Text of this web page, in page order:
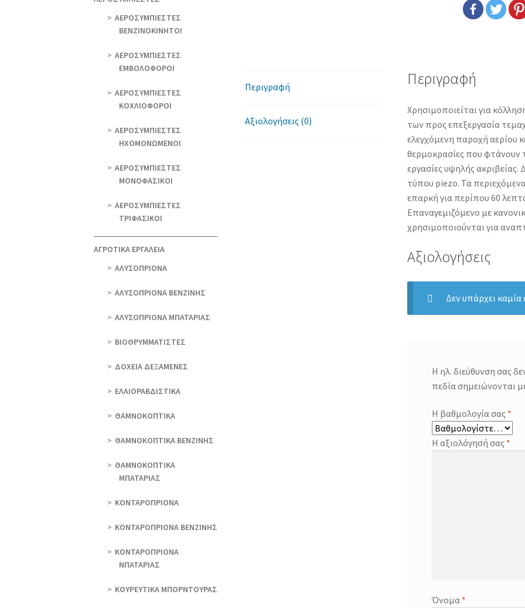
Περιγραφή
Αξιολογήσεις (0)
Περιγραφή
Χρησιμοποιείται για
των προς επεξεργασία
ελεγχόμενη παροχή αερίου
θερμοκρασίες που φτάνουν
εργασίες υψηλής
τύπου piezo. Τα
επαρκή για περίπου 60
Επαναγεμιζόμενο με
χρησιμοποιούνται για
Αξιολογήσεις
Δεν υπάρχει
Η ηλ. διεύθυνση σας
πεδία σημειώνονται
Η βαθμολογία σας *
Η αξιολόγησή σας *
Όνομα *
AEΡΟΣΥΜΠΙΕΣΤΕΣ
ΒΕΝΖΙΝΟΚΙΝΗΤΟΙ
AEΡΟΣΥΜΠΙΕΣΤΕΣ
ΕΜΒΟΛΟΦΟΡΟΙ
AEΡΟΣΥΜΠΙΕΣΤΕΣ
ΚΟΧΛΙΟΦΟΡΟΙ
ΑΕΡΟΣΥΜΠΙΕΣΤΕΣ
ΗΧΟΜΟΝΩΜΕΝΟΙ
ΑΕΡΟΣΥΜΠΙΕΣΤΕΣ
ΜΟΝΟΦΑΣΙΚΟΙ
ΑΕΡΟΣΥΜΠΙΕΣΤΕΣ
ΤΡΙΦΑΣΙΚΟΙ
ΑΓΡΟΤΙΚΑ ΕΡΓΑΛΕΙΑ
AΛΥΣΟΠΡΙΟΝΑ
AΛΥΣΟΠΡΙΟΝΑ ΒΕΝΖΙΝΗΣ
AΛΥΣΟΠΡΙΟΝΑ ΜΠΑΤΑΡΙΑΣ
ΒΙΟΘΡΥΜΜΑΤΙΣΤΕΣ
ΔΟΧΕΙΑ ΔΕΞΑΜΕΝΕΣ
ΕΛΑΙΟΡΑΒΔΙΣΤΙΚΑ
ΘAΜΝΟΚΟΠΤΙΚΑ
ΘAΜΝΟΚΟΠΤΙΚΑ ΒΕΝΖΙΝΗΣ
ΘAΜΝΟΚΟΠΤΙΚΑ
ΜΠΑΤΑΡΙΑΣ
ΚΟΝΤΑΡΟΠΡΙΟΝΑ
ΚΟΝΤΑΡΟΠΡΙΟΝΑ ΒΕΝΖΙΝΗΣ
ΚΟΝΤΑΡΟΠΡΙΟΝΑ
ΝΠΑΤΑΡΙΑΣ
ΚΟΥΡΕΥΤΙΚΑ ΜΠΟΡΝΤΟΥΡΑΣ